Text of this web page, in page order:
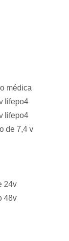
médica
lifepo4
lifepo4
de 7,4 v
24v
48v